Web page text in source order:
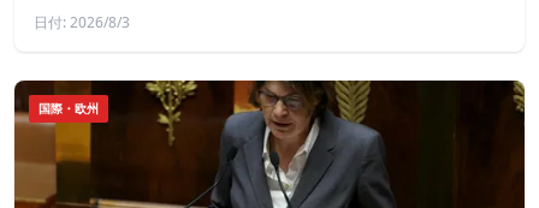
日付: 2026/8/3
国際・欧州